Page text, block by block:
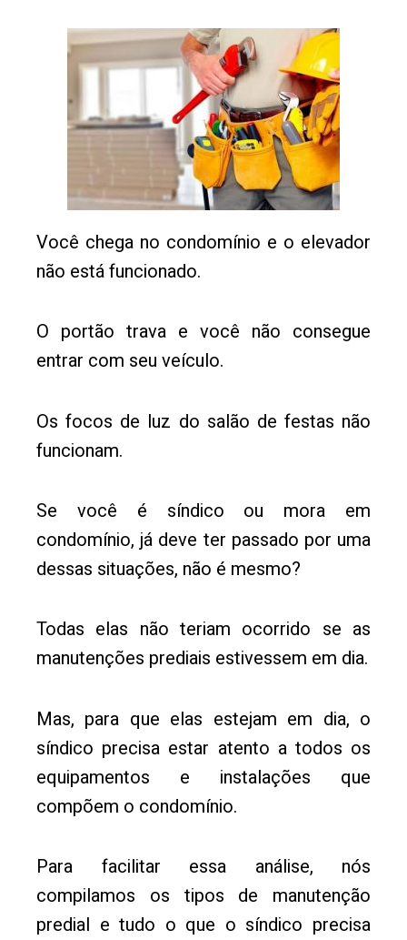
Você chega no condomínio e o elevador
não está funcionado.
O portão trava e você não consegue
entrar com seu veículo.
Os focos de luz do salão de festas não
funcionam.
Se você é síndico ou mora em
condomínio, já deve ter passado por uma
dessas situações, não é mesmo?
Todas elas não teriam ocorrido se as
manutenções prediais estivessem em dia.
Mas, para que elas estejam em dia, o
síndico precisa estar atento a todos os
equipamentos e instalações que
compõem o condomínio.
Para facilitar essa análise, nós
compilamos os tipos de manutenção
predial e tudo o que o síndico precisa